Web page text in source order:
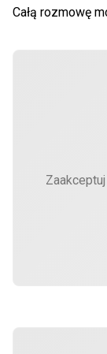
Całą rozmowę